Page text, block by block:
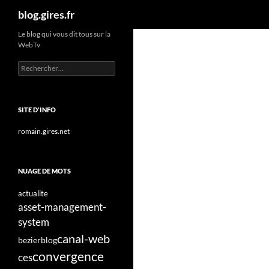
Aller
contenu
blog.gires.fr
Le blog qui vous dit tous sur la
WebTv
Rechercher :
SITE D'INFO
romain.gires.net
NUAGE DE MOTS
actualite
asset-management-
system
bezierblogcanal-web
cesconvergence